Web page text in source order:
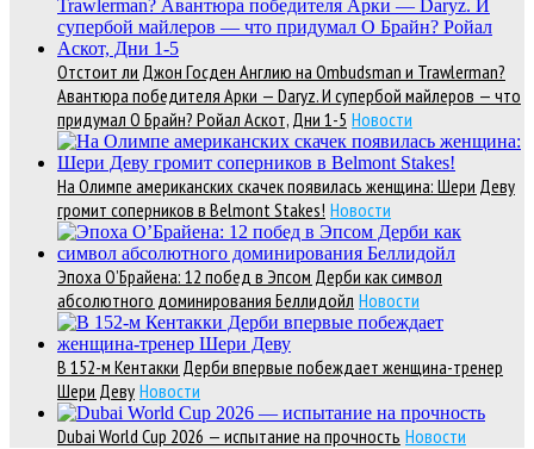
Отстоит ли Джон Госден Англию на Ombudsman и Trawlerman?
Авантюра победителя Арки — Daryz. И супербой майлеров — что
придумал О Брайн? Ройал Аскот, Дни 1-5 Новости
На Олимпе американских скачек появилась женщина: Шери Деву
громит соперников в Belmont Stakes! Новости
Эпоха О’Брайена: 12 побед в Эпсом Дерби как символ
абсолютного доминирования Беллидойл Новости
В 152-м Кентакки Дерби впервые побеждает женщина-тренер
Шери Деву Новости
Dubai World Cup 2026 — испытание на прочность Новости